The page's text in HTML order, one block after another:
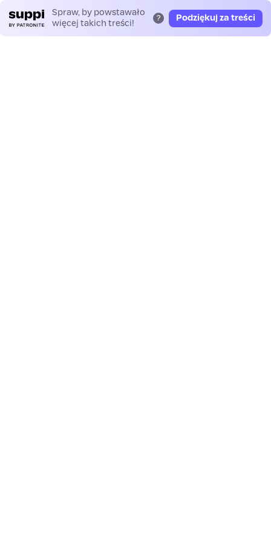
Spraw, by powstawało
więcej takich treści!
? Podziękuj za treści